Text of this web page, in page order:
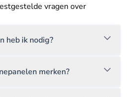
vragen over
heb ik nodig?
merken?